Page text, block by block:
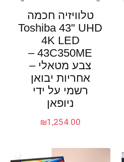
טלוויזיה חכמה
Toshiba 43" UHD
4K LED
43C350ME –
צבע מטאלי –
אחריות יבואן
רשמי על ידי
ניופאן
₪1,254.00